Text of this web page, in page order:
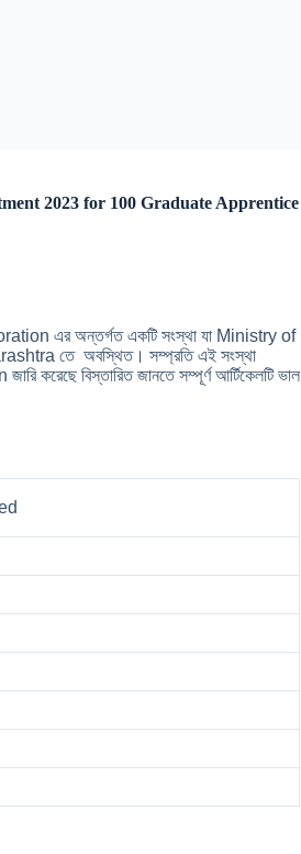
2023 for 100 Graduate Apprentice
এর অন্তর্গত একটি সংস্থা যা Ministry of
তে অবস্থিত। সম্প্রতি এই সংস্থা
করেছে বিস্তারিত জানতে সম্পূর্ণ আর্টিকেলটি ভাল